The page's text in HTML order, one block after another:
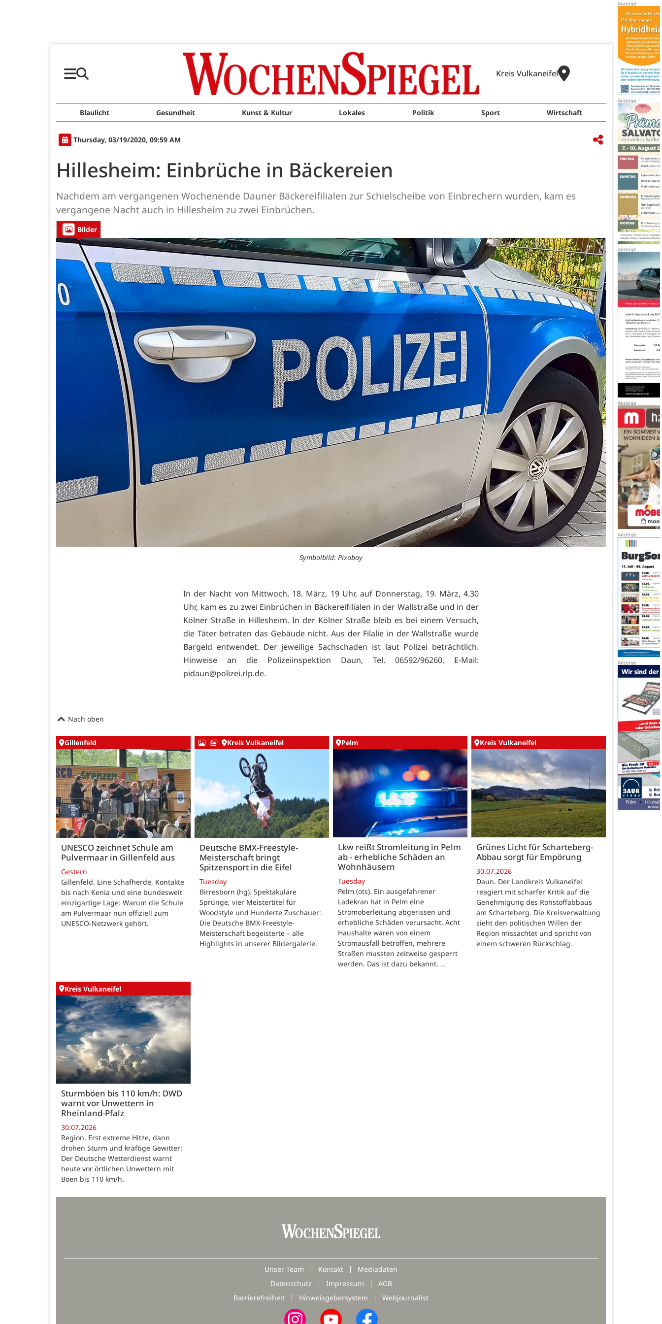
Kreis Vulkaneifel
Blaulicht Gesundheit Kunst & Kultur Lokales Politik Sport Wirtschaft
Thursday, 03/19/2020, 09:59 AM
Hillesheim: Einbrüche in Bäckereien
Nachdem am vergangenen Wochenende Dauner Bäckereifilialen zur Schielscheibe von Einbrechern wurden, kam es
vergangene Nacht auch in Hillesheim zu zwei Einbrüchen.
Bilder
Symbolbild: Pixabay
In der Nacht von Mittwoch, 18. März, 19 Uhr, auf Donnerstag, 19. März, 4.30
Uhr, kam es zu zwei Einbrüchen in Bäckereifilialen in der Wallstraße und in der
Kölner Straße in Hillesheim. In der Kölner Straße bleib es bei einem Versuch,
die Täter betraten das Gebäude nicht. Aus der Filalie in der Wallstraße wurde
Bargeld entwendet. Der jeweilige Sachschaden ist laut Polizei beträchtlich.
Hinweise an die Polizeiinspektion Daun, Tel. 06592/96260, E-Mail:
pidaun@polizei.rlp.de.
Nach oben
Gillenfeld
UNESCO zeichnet Schule am
Pulvermaar in Gillenfeld aus
Gestern
Gillenfeld. Eine Schafherde, Kontakte
bis nach Kenia und eine bundesweit
einzigartige Lage: Warum die Schule
am Pulvermaar nun offiziell zum
UNESCO-Netzwerk gehört.
Kreis Vulkaneifel
Deutsche BMX-Freestyle-
Meisterschaft bringt
Spitzensport in die Eifel
Tuesday
Birresborn (hg). Spektakuläre
Sprünge, vier Meistertitel für
Woodstyle und Hunderte Zuschauer:
Die Deutsche BMX-Freestyle-
Meisterschaft begeisterte – alle
Highlights in unserer Bildergalerie.
Pelm
Lkw reißt Stromleitung in Pelm
ab - erhebliche Schäden an
Wohnhäusern
Tuesday
Pelm (ots). Ein ausgefahrener
Ladekran hat in Pelm eine
Stromoberleitung abgerissen und
erhebliche Schäden verursacht. Acht
Haushalte waren von einem
Stromausfall betroffen, mehrere
Straßen mussten zeitweise gesperrt
werden. Das ist dazu bekannt. …
Kreis Vulkaneifel
Grünes Licht für Scharteberg-
Abbau sorgt für Empörung
30.07.2026
Daun. Der Landkreis Vulkaneifel
reagiert mit scharfer Kritik auf die
Genehmigung des Rohstoffabbaus
am Scharteberg. Die Kreisverwaltung
sieht den politischen Willen der
Region missachtet und spricht von
einem schweren Rückschlag.
Kreis Vulkaneifel
Sturmböen bis 110 km/h: DWD
warnt vor Unwettern in
Rheinland-Pfalz
30.07.2026
Region. Erst extreme Hitze, dann
drohen Sturm und kräftige Gewitter:
Der Deutsche Wetterdienst warnt
heute vor örtlichen Unwettern mit
Böen bis 110 km/h.
Unser Team Kontakt
Mediadaten
Datenschutz
Impressum
AGB
Barrierefreiheit
Hinweisgebersystem Webjournalist